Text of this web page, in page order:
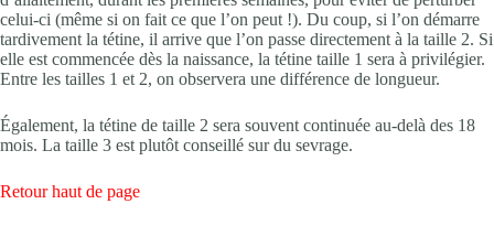
celui-ci (même si on fait ce que l’on peut !). Du coup, si l’on démarre
tardivement la tétine, il arrive que l’on passe directement à la taille 2. Si
elle est commencée dès la naissance, la tétine taille 1 sera à privilégier.
Entre les tailles 1 et 2, on observera une différence de longueur.
Également, la tétine de taille 2 sera souvent continuée au-delà des 18
mois. La taille 3 est plutôt conseillé sur du sevrage.
Retour haut de page